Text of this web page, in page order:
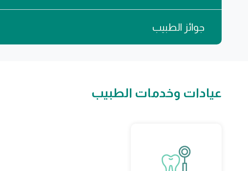
جوائز الطبيب
عيادات وخدمات الطبيب